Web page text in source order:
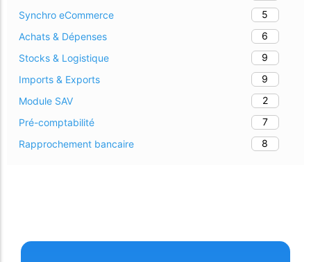
Synchro eCommerce
5
Achats & Dépenses
6
Stocks & Logistique
9
Imports & Exports
9
Module SAV
2
Pré-comptabilité
7
Rapprochement bancaire
8